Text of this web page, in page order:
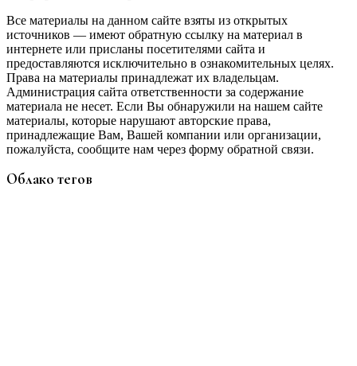
Все материалы на данном сайте взяты из открытых
источников — имеют обратную ссылку на материал в
интернете или присланы посетителями сайта и
предоставляются исключительно в ознакомительных целях.
Права на материалы принадлежат их владельцам.
Администрация сайта ответственности за содержание
материала не несет. Если Вы обнаружили на нашем сайте
материалы, которые нарушают авторские права,
принадлежащие Вам, Вашей компании или организации,
пожалуйста, сообщите нам через форму обратной связи.
Облако тегов